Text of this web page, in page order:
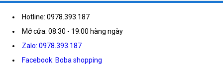
Hotline: 0978.393.187
Mở cửa: 08:30 - 19:00 hàng ngày
Zalo: 0978.393.187
Facebook: Boba shopping